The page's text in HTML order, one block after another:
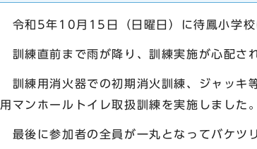
令和5年10月15日（日曜日）に待鳳小学校
訓練直前まで雨が降り、訓練実施が心配さ
訓練用消火器での初期消火訓練、ジャッキ
用マンホールトイレ取扱訓練を実施しました。
最後に参加者の全員が一丸となってバケツ